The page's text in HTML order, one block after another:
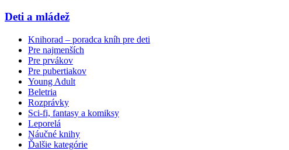
Deti a mládež
Knihorad – poradca kníh pre deti
Pre najmenších
Pre prvákov
Pre pubertiakov
Young Adult
Beletria
Rozprávky
Sci-fi, fantasy a komiksy
Leporelá
Náučné knihy
Ďalšie kategórie